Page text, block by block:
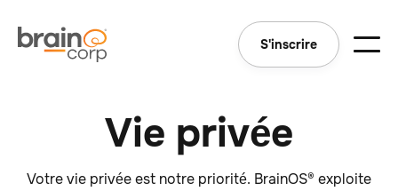
S'inscrire
Vie privée
Votre vie privée est notre priorité. BrainOS® exploite